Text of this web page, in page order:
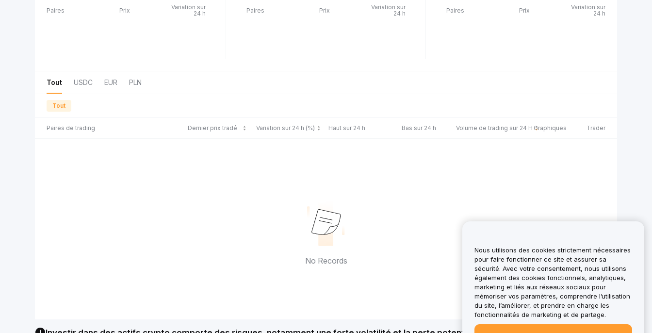
Paires Prix
Variation sur
24 h
Paires Prix
Variation sur
24 h
Paires Prix
Variation sur
24 h
Tout USDC EUR PLN
Tout
Paires de trading Dernier prix tradé Variation sur 24 h (%) Haut sur 24 h Bas sur 24 h Volume de trading sur 24 H Graphiques Trader
No Records
Nous utilisons des cookies strictement nécessaires
pour faire fonctionner ce site et assurer sa
sécurité. Avec votre consentement, nous utilisons
également des cookies fonctionnels, analytiques,
marketing et liés aux réseaux sociaux pour
mémoriser vos paramètres, comprendre l’utilisation
du site, l’améliorer, et prendre en charge les
fonctionnalités de marketing et de partage.